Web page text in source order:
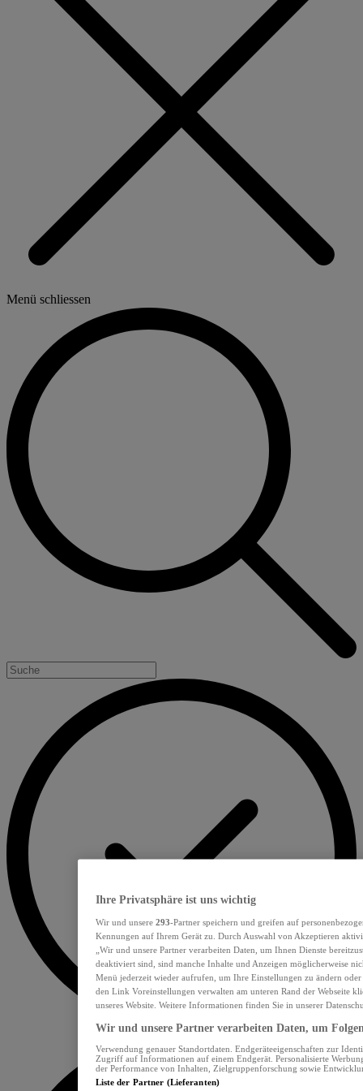
Menü schliessen
Ihre Privatsphäre ist uns wichtig
Wir und unsere 293-Partner speichern und greifen auf
Kennungen auf Ihrem Gerät zu. Durch Auswahl von Akzeptieren
„Wir und unsere Partner verarbeiten Daten, um Ihnen Dienste
deaktiviert sind, sind manche Inhalte und Anzeigen möglicherweise
Menü jederzeit wieder aufrufen, um Ihre Einstellungen zu ändern
den Link Voreinstellungen verwalten am unteren Rand der Webseite
unseres Website. Weitere Informationen finden Sie in unserer
Wir und unsere Partner verarbeiten Daten, um
Verwendung genauer Standortdaten. Endgeräteeigenschaften zur
Zugriff auf Informationen auf einem Endgerät. Personalisierte
der Performance von Inhalten, Zielgruppenforschung sowie
Liste der Partner (Lieferanten)